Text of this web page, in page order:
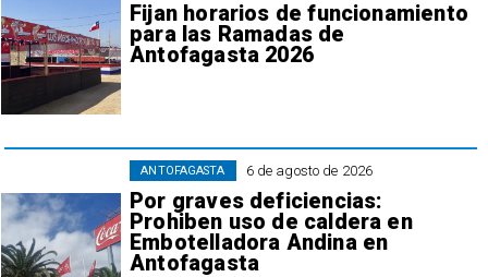
Fijan horarios de funcionamiento
para las Ramadas de
Antofagasta 2026
6 de agosto de 2026
Por graves deficiencias:
Prohiben uso de caldera en
Embotelladora Andina en
Antofagasta
ANTOFAGASTA